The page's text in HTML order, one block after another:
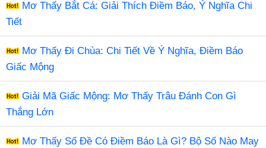
Mơ Thấy Bắt Cá: Giải Thích Điềm Báo, Ý Nghĩa Chi
Tiết
Mơ Thấy Đi Chùa: Chi Tiết Về Ý Nghĩa, Điềm Báo
Giấc Mộng
Giải Mã Giấc Mộng: Mơ Thấy Trâu Đánh Con Gì
Thắng Lớn
Mơ Thấy Số Đề Có Điềm Báo Là Gì? Bộ Số Nào May